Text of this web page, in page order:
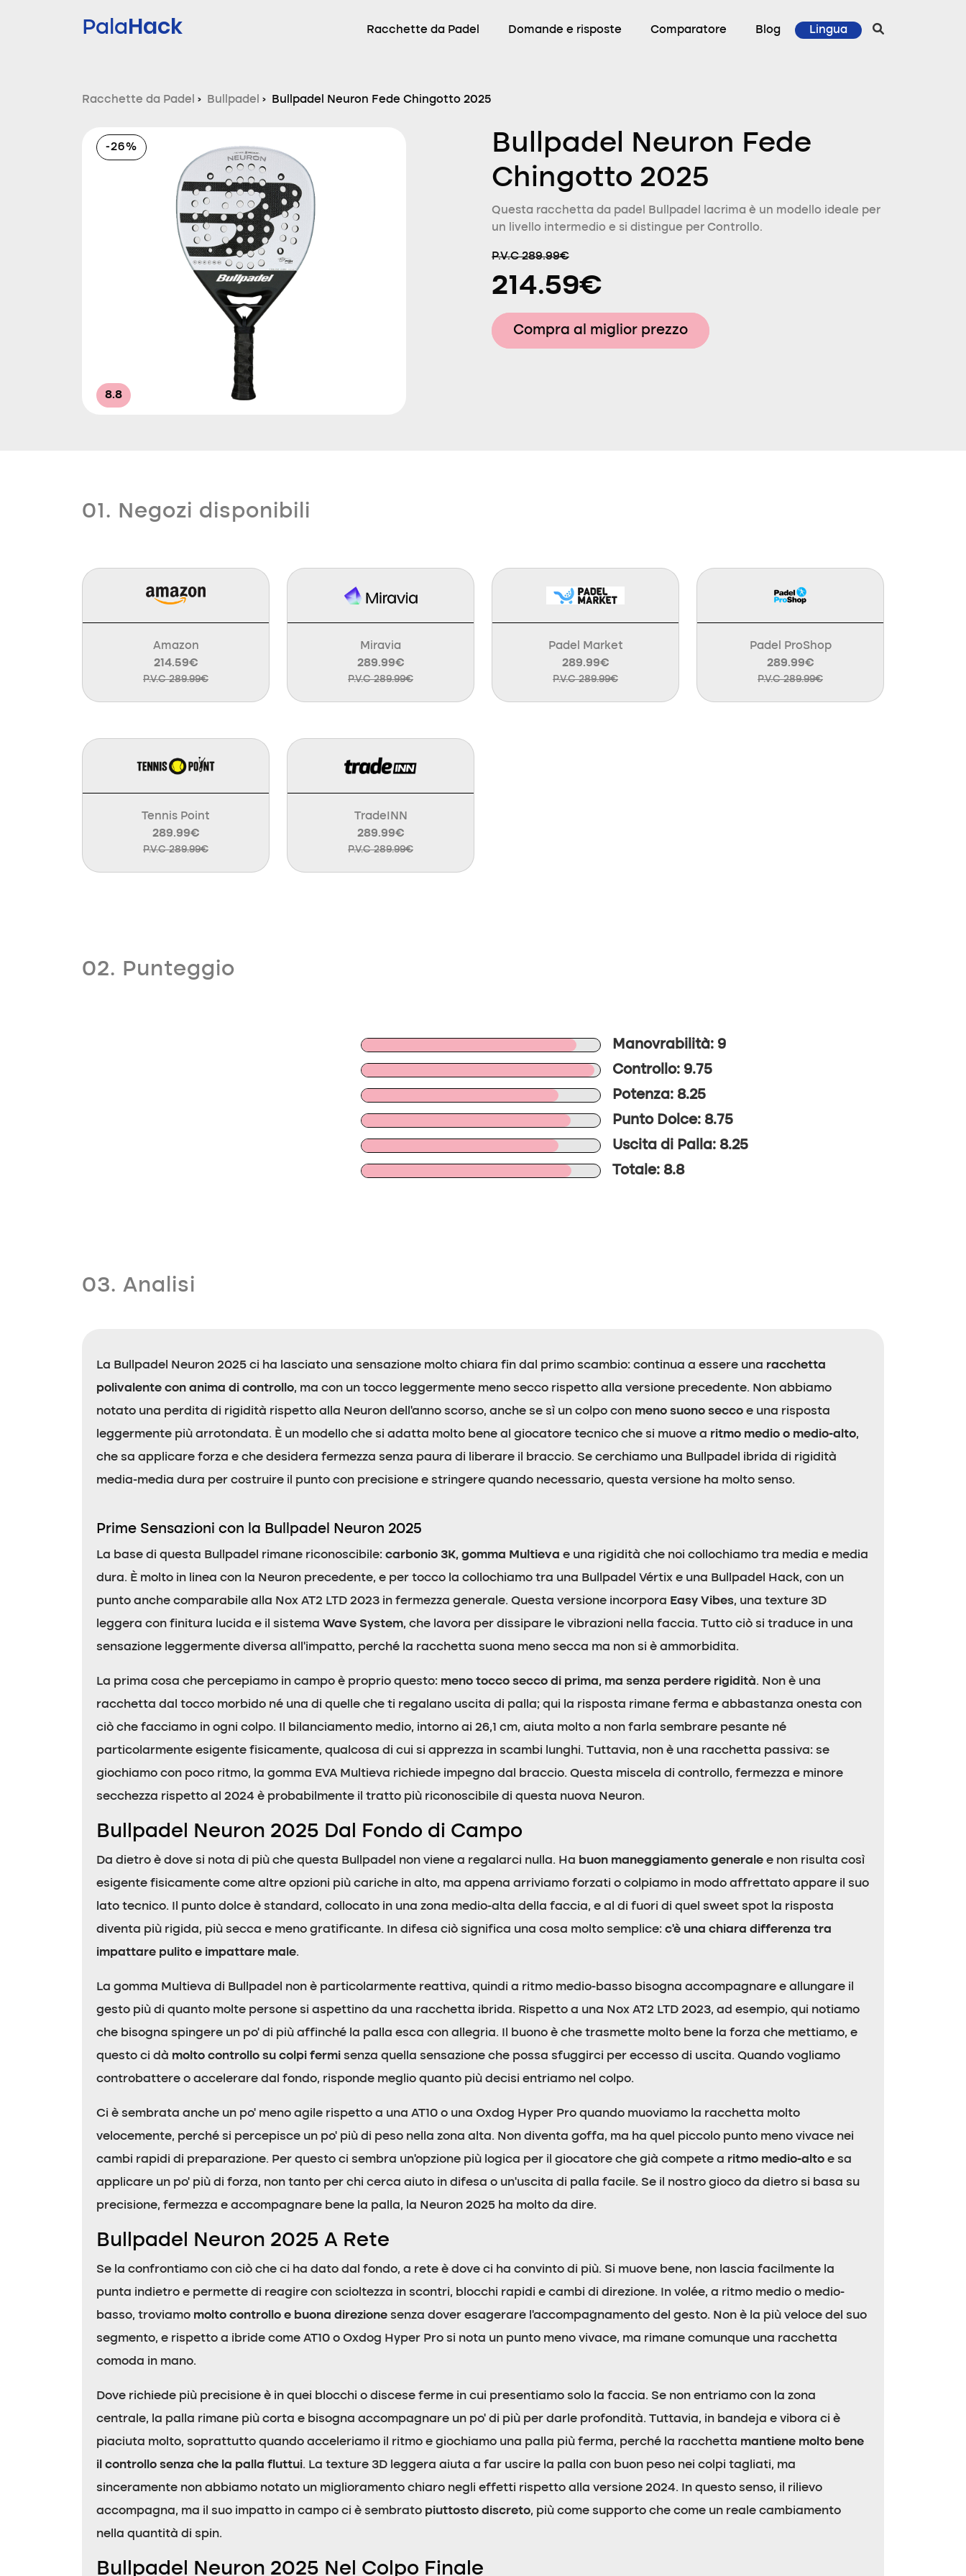
PalaHack Racchette da Padel Domande e risposte Comparatore Blog Lingua
Racchette da Padel › Bullpadel › Bullpadel Neuron Fede Chingotto 2025
-26%
8.8
Bullpadel Neuron Fede
Chingotto 2025
Questa racchetta da padel Bullpadel lacrima è un modello ideale per
un livello intermedio e si distingue per Controllo.
P.V.C 289.99€
214.59€
Compra al miglior prezzo
01. Negozi disponibili
Amazon
214.59€
P.V.C 289.99€
Miravia
289.99€
P.V.C 289.99€
Padel Market
289.99€
P.V.C 289.99€
Padel ProShop
289.99€
P.V.C 289.99€
Tennis Point
289.99€
P.V.C 289.99€
TradeINN
289.99€
P.V.C 289.99€
02. Punteggio
Manovrabilità: 9
Controllo: 9.75
Potenza: 8.25
Punto Dolce: 8.75
Uscita di Palla: 8.25
Totale: 8.8
03. Analisi
La Bullpadel Neuron 2025 ci ha lasciato una sensazione molto chiara fin dal primo scambio: continua a essere una racchetta
polivalente con anima di controllo, ma con un tocco leggermente meno secco rispetto alla versione precedente. Non abbiamo
notato una perdita di rigidità rispetto alla Neuron dell’anno scorso, anche se sì un colpo con meno suono secco e una risposta
leggermente più arrotondata. È un modello che si adatta molto bene al giocatore tecnico che si muove a ritmo medio o medio-alto,
che sa applicare forza e che desidera fermezza senza paura di liberare il braccio. Se cerchiamo una Bullpadel ibrida di rigidità
media-media dura per costruire il punto con precisione e stringere quando necessario, questa versione ha molto senso.
Prime Sensazioni con la Bullpadel Neuron 2025
La base di questa Bullpadel rimane riconoscibile: carbonio 3K, gomma Multieva e una rigidità che noi collochiamo tra media e media
dura. È molto in linea con la Neuron precedente, e per tocco la collochiamo tra una Bullpadel Vértix e una Bullpadel Hack, con un
punto anche comparabile alla Nox AT2 LTD 2023 in fermezza generale. Questa versione incorpora Easy Vibes, una texture 3D
leggera con finitura lucida e il sistema Wave System, che lavora per dissipare le vibrazioni nella faccia. Tutto ciò si traduce in una
sensazione leggermente diversa all’impatto, perché la racchetta suona meno secca ma non si è ammorbidita.
La prima cosa che percepiamo in campo è proprio questo: meno tocco secco di prima, ma senza perdere rigidità. Non è una
racchetta dal tocco morbido né una di quelle che ti regalano uscita di palla; qui la risposta rimane ferma e abbastanza onesta con
ciò che facciamo in ogni colpo. Il bilanciamento medio, intorno ai 26,1 cm, aiuta molto a non farla sembrare pesante né
particolarmente esigente fisicamente, qualcosa di cui si apprezza in scambi lunghi. Tuttavia, non è una racchetta passiva: se
giochiamo con poco ritmo, la gomma EVA Multieva richiede impegno dal braccio. Questa miscela di controllo, fermezza e minore
secchezza rispetto al 2024 è probabilmente il tratto più riconoscibile di questa nuova Neuron.
Bullpadel Neuron 2025 Dal Fondo di Campo
Da dietro è dove si nota di più che questa Bullpadel non viene a regalarci nulla. Ha buon maneggiamento generale e non risulta così
esigente fisicamente come altre opzioni più cariche in alto, ma appena arriviamo forzati o colpiamo in modo affrettato appare il suo
lato tecnico. Il punto dolce è standard, collocato in una zona medio-alta della faccia, e al di fuori di quel sweet spot la risposta
diventa più rigida, più secca e meno gratificante. In difesa ciò significa una cosa molto semplice: c’è una chiara differenza tra
impattare pulito e impattare male.
La gomma Multieva di Bullpadel non è particolarmente reattiva, quindi a ritmo medio-basso bisogna accompagnare e allungare il
gesto più di quanto molte persone si aspettino da una racchetta ibrida. Rispetto a una Nox AT2 LTD 2023, ad esempio, qui notiamo
che bisogna spingere un po’ di più affinché la palla esca con allegria. Il buono è che trasmette molto bene la forza che mettiamo, e
questo ci dà molto controllo su colpi fermi senza quella sensazione che possa sfuggirci per eccesso di uscita. Quando vogliamo
controbattere o accelerare dal fondo, risponde meglio quanto più decisi entriamo nel colpo.
Ci è sembrata anche un po’ meno agile rispetto a una AT10 o una Oxdog Hyper Pro quando muoviamo la racchetta molto
velocemente, perché si percepisce un po’ più di peso nella zona alta. Non diventa goffa, ma ha quel piccolo punto meno vivace nei
cambi rapidi di preparazione. Per questo ci sembra un’opzione più logica per il giocatore che già compete a ritmo medio-alto e sa
applicare un po’ più di forza, non tanto per chi cerca aiuto in difesa o un’uscita di palla facile. Se il nostro gioco da dietro si basa su
precisione, fermezza e accompagnare bene la palla, la Neuron 2025 ha molto da dire.
Bullpadel Neuron 2025 A Rete
Se la confrontiamo con ciò che ci ha dato dal fondo, a rete è dove ci ha convinto di più. Si muove bene, non lascia facilmente la
punta indietro e permette di reagire con scioltezza in scontri, blocchi rapidi e cambi di direzione. In volée, a ritmo medio o medio-
basso, troviamo molto controllo e buona direzione senza dover esagerare l’accompagnamento del gesto. Non è la più veloce del suo
segmento, e rispetto a ibride come AT10 o Oxdog Hyper Pro si nota un punto meno vivace, ma rimane comunque una racchetta
comoda in mano.
Dove richiede più precisione è in quei blocchi o discese ferme in cui presentiamo solo la faccia. Se non entriamo con la zona
centrale, la palla rimane più corta e bisogna accompagnare un po’ di più per darle profondità. Tuttavia, in bandeja e vibora ci è
piaciuta molto, soprattutto quando acceleriamo il ritmo e giochiamo una palla più ferma, perché la racchetta mantiene molto bene
il controllo senza che la palla fluttui. La texture 3D leggera aiuta a far uscire la palla con buon peso nei colpi tagliati, ma
sinceramente non abbiamo notato un miglioramento chiaro negli effetti rispetto alla versione 2024. In questo senso, il rilievo
accompagna, ma il suo impatto in campo ci è sembrato piuttosto discreto, più come supporto che come un reale cambiamento
nella quantità di spin.
Bullpadel Neuron 2025 Nel Colpo Finale